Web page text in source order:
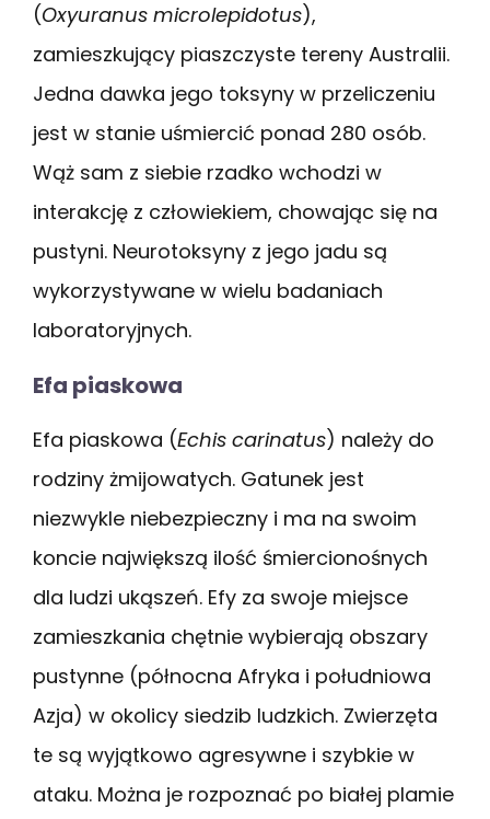
(Oxyuranus microlepidotus),
zamieszkujący piaszczyste tereny Australii.
Jedna dawka jego toksyny w przeliczeniu
jest w stanie uśmiercić ponad 280 osób.
Wąż sam z siebie rzadko wchodzi w
interakcję z człowiekiem, chowając się na
pustyni. Neurotoksyny z jego jadu są
wykorzystywane w wielu badaniach
laboratoryjnych.
Efa piaskowa
Efa piaskowa (Echis carinatus) należy do
rodziny żmijowatych. Gatunek jest
niezwykle niebezpieczny i ma na swoim
koncie największą ilość śmiercionośnych
dla ludzi ukąszeń. Efy za swoje miejsce
zamieszkania chętnie wybierają obszary
pustynne (północna Afryka i południowa
Azja) w okolicy siedzib ludzkich. Zwierzęta
te są wyjątkowo agresywne i szybkie w
ataku. Można je rozpoznać po białej plamie